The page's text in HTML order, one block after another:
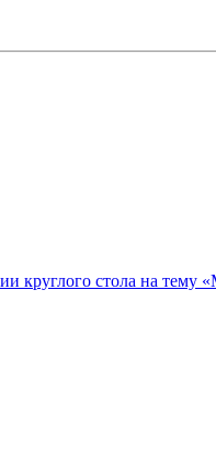
круглого стола на